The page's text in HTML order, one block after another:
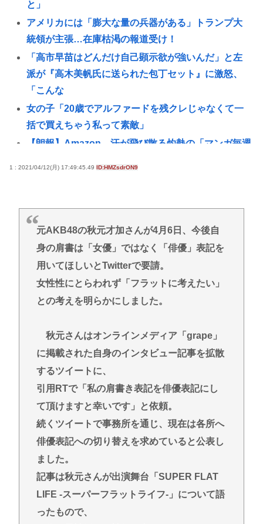
と」
アメリカには「膨大な量の兵器がある」トランプ大
統領が主張…在庫枯渇の報道受け！
「高市早苗はどんだけ自己顕示欲が強いんだ」と左
派が『高木美帆氏に送られた包丁セット』に激怒、
「こんな
女の子「20歳でアルファードを残クレじゃなくて一
括で買えちゃう私って素敵」
【朗報】Amazon、汗が飛び散る灼熱の「マンガ毎週
おぎやはぎ嘆く パーカー、ハーフパンツに続きボデ
ィーバッグも”ダサい”論争に「なんでおじさんだけ
言われるの？」
江別大学生暴行死 “主犯格”の特定少年・川口侑斗被
告に「無期懲役」の判決 当時17歳少年に「懲役30
年」の判決
得を目的とした中国人らの渡米を問題視
【悲報】積水ハウス「地面師に55億円騙し取られ
た…」ワイ「会社終わったやろなぁ」→結果www
【衝撃】元ジャンポケ斉藤慎二側「バス運転手がい
るのにディープキスなんてできない」「Aさんの供述
には矛盾点」
【岐路】東大さえ赤字、足かせ多く稼げぬ国立大学
法人 研究開発費20年横ばい
左ハンドル車のデメリット、意外と少ない
投資とかNISAとか素人なんだけど三井住友のコンサ
ルタントに相談した方がいいのか？
1 : 2021/04/12(月) 17:49:45.49 ID:HMZsdrON9
元AKB48の秋元才加さんが4月6日、今後自
身の肩書は「女優」ではなく「俳優」表記を
用いてほしいとTwitterで要請。
女性性にとらわれず「フラットに考えたい」
との考えを明らかにしました。
秋元さんはオンラインメディア「grape」
に掲載された自身のインタビュー記事を拡散
するツイートに、
引用RTで「私の肩書き表記を俳優表記にし
て頂けますと幸いです」と依頼。
続くツイートで事務所を通じ、現在は各所へ
俳優表記への切り替えを求めていると公表し
ました。
記事は秋元さんが出演舞台「SUPER FLAT
LIFE -スーパーフラットライフ-」について語
ったもので、